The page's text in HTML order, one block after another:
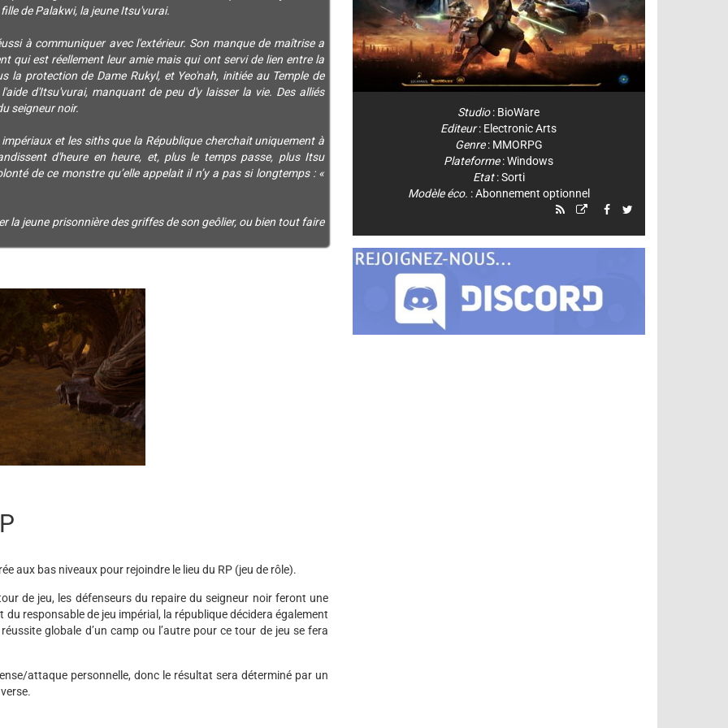
de Palakwi, la jeune Itsu'vurai.
à communiquer avec l'extérieur. Son manque de maîtrise a
qui est réellement leur amie mais qui ont servi de lien entre la
protection de Dame Rukyl, et Yeo'nah, initiée au Temple de
d'Itsu'vurai, manquant de peu d'y laisser la vie. Des alliés
seigneur noir.
et les siths que la République cherchait uniquement à
d'heure en heure, et, plus le temps passe, plus Itsu
de ce monstre qu’elle appelait il n’y a pas si longtemps : «
la jeune prisonnière des griffes de son geôlier, ou bien tout faire
aux bas niveaux pour rejoindre le lieu du RP (jeu de rôle).
de jeu, les défenseurs du repaire du seigneur noir feront une
responsable de jeu impérial, la république décidera également
globale d’un camp ou l’autre pour ce tour de jeu se fera
attaque personnelle, donc le résultat sera déterminé par un
Studio: BioWare
Editeur: Electronic Arts
Genre: MMORPG
Plateforme:Windows
Etat: Sorti
Modèle éco. : Abonnement optionnel